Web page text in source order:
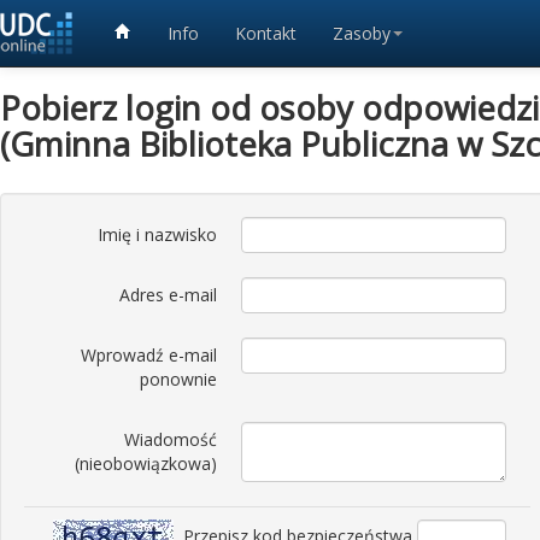
Info Kontakt Zasoby
Pobierz login od osoby
(Gminna Biblioteka Publiczna w
Imię i nazwisko
Adres e-mail
Wprowadź e-mail
ponownie
Wiadomość
(nieobowiązkowa)